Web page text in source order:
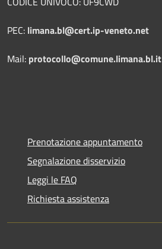
PEC: limana.bl@cert.ip-veneto.net
Mail: protocollo@comune.limana.bl.it
Prenotazione appuntamento
Segnalazione disservizio
Leggi le FAQ
Richiesta assistenza